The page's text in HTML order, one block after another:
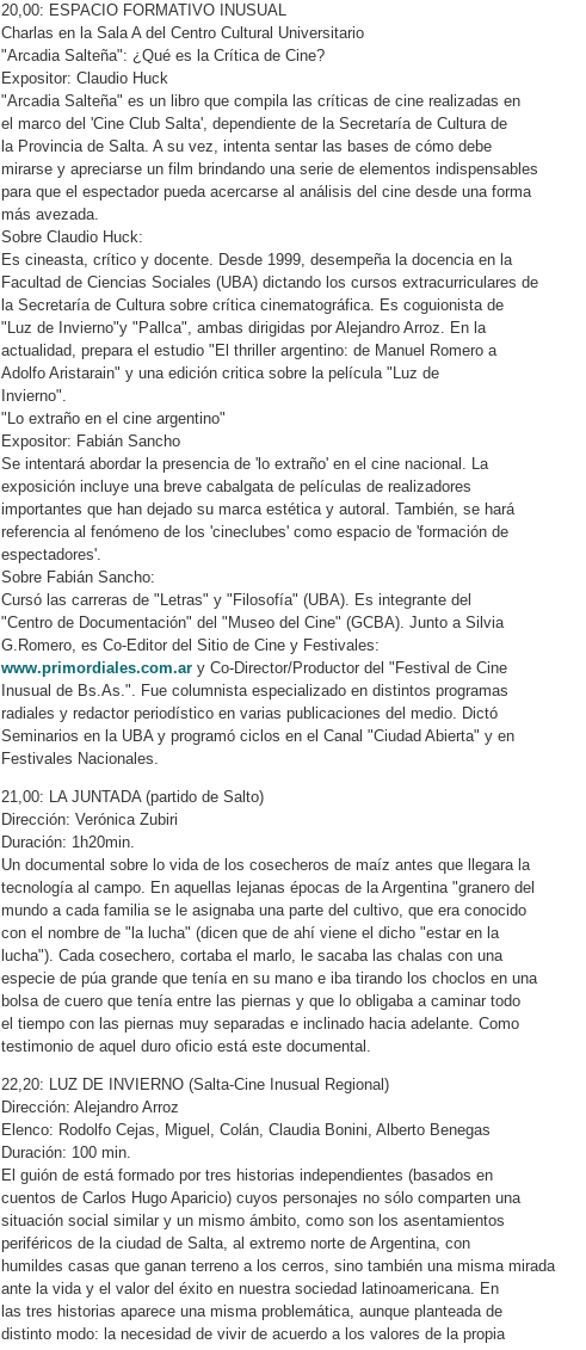
20,00: ESPACIO FORMATIVO INUSUAL
Charlas en la Sala A del Centro Cultural Universitario
"Arcadia Salteña": ¿Qué es la Crítica de Cine?
Expositor: Claudio Huck
"Arcadia Salteña" es un libro que compila las críticas de cine realizadas en
el marco del 'Cine Club Salta', dependiente de la Secretaría de Cultura de
la Provincia de Salta. A su vez, intenta sentar las bases de cómo debe
mirarse y apreciarse un film brindando una serie de elementos indispensables
para que el espectador pueda acercarse al análisis del cine desde una forma
más avezada.
Sobre Claudio Huck:
Es cineasta, crítico y docente. Desde 1999, desempeña la docencia en la
Facultad de Ciencias Sociales (UBA) dictando los cursos extracurriculares de
la Secretaría de Cultura sobre crítica cinematográfica. Es coguionista de
"Luz de Invierno"y "Pallca", ambas dirigidas por Alejandro Arroz. En la
actualidad, prepara el estudio "El thriller argentino: de Manuel Romero a
Adolfo Aristarain" y una edición critica sobre la película "Luz de
Invierno".
"Lo extraño en el cine argentino"
Expositor: Fabián Sancho
Se intentará abordar la presencia de 'lo extraño' en el cine nacional. La
exposición incluye una breve cabalgata de películas de realizadores
importantes que han dejado su marca estética y autoral. También, se hará
referencia al fenómeno de los 'cineclubes' como espacio de 'formación de
espectadores'.
Sobre Fabián Sancho:
Cursó las carreras de "Letras" y "Filosofía" (UBA). Es integrante del
"Centro de Documentación" del "Museo del Cine" (GCBA). Junto a Silvia
G.Romero, es Co-Editor del Sitio de Cine y Festivales:
www.primordiales.com.ar y Co-Director/Productor del "Festival de Cine
Inusual de Bs.As.". Fue columnista especializado en distintos programas
radiales y redactor periodístico en varias publicaciones del medio. Dictó
Seminarios en la UBA y programó ciclos en el Canal "Ciudad Abierta" y en
Festivales Nacionales.
21,00: LA JUNTADA (partido de Salto)
Dirección: Verónica Zubiri
Duración: 1h20min.
Un documental sobre lo vida de los cosecheros de maíz antes que llegara la
tecnología al campo. En aquellas lejanas épocas de la Argentina "granero del
mundo a cada familia se le asignaba una parte del cultivo, que era conocido
con el nombre de "la lucha" (dicen que de ahí viene el dicho "estar en la
lucha"). Cada cosechero, cortaba el marlo, le sacaba las chalas con una
especie de púa grande que tenía en su mano e iba tirando los choclos en una
bolsa de cuero que tenía entre las piernas y que lo obligaba a caminar todo
el tiempo con las piernas muy separadas e inclinado hacia adelante. Como
testimonio de aquel duro oficio está este documental.
22,20: LUZ DE INVIERNO (Salta-Cine Inusual Regional)
Dirección: Alejandro Arroz
Elenco: Rodolfo Cejas, Miguel, Colán, Claudia Bonini, Alberto Benegas
Duración: 100 min.
El guión de está formado por tres historias independientes (basados en
cuentos de Carlos Hugo Aparicio) cuyos personajes no sólo comparten una
situación social similar y un mismo ámbito, como son los asentamientos
periféricos de la ciudad de Salta, al extremo norte de Argentina, con
humildes casas que ganan terreno a los cerros, sino también una misma mirada
ante la vida y el valor del éxito en nuestra sociedad latinoamericana. En
las tres historias aparece una misma problemática, aunque planteada de
distinto modo: la necesidad de vivir de acuerdo a los valores de la propia